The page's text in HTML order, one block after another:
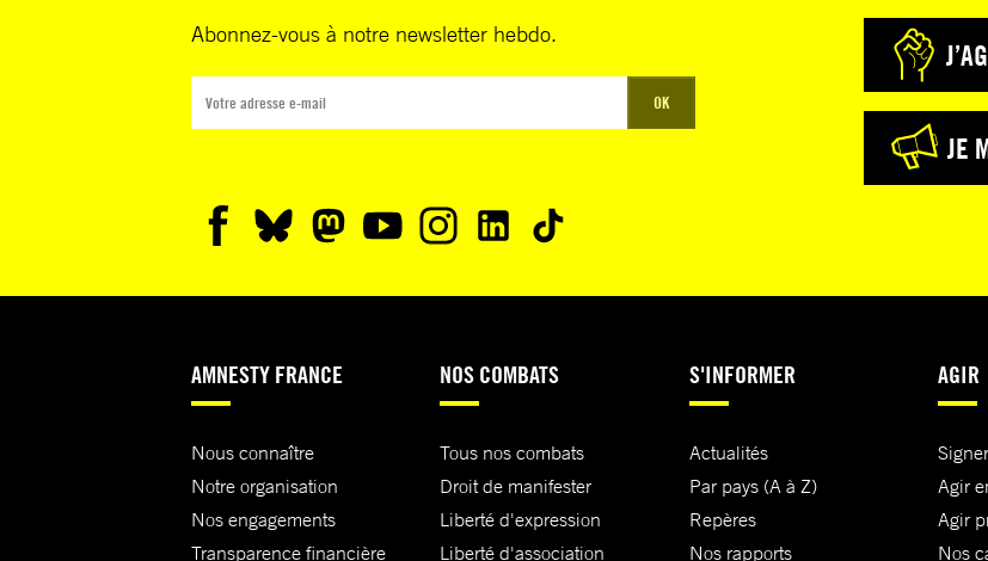
Abonnez-vous à notre newsletter hebdo.
OK
JE
AMNESTY FRANCE
Nous connaître
Notre organisation
Nos engagements
Transparence financière
NOS COMBATS
Tous nos combats
Droit de manifester
Liberté d'expression
Liberté d'association
S'INFORMER
Actualités
Par pays (A à Z)
Repères
Nos rapports
AGIR
Agir
Agir
Nos